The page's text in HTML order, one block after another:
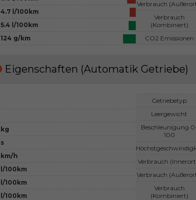
4.7 l/100km
5.4 l/100km
124 g/km
Verbrauch
Verbrauch
(Kombiniert)
CO2 Emissionen
Eigenschaften (Automatik Getriebe)
kg
s
km/h
l/100km
l/100km
l/100km
Getriebetyp
Leergewicht
Beschleunigung
100
Verbrauch
Verbrauch
Verbrauch
(Kombiniert)